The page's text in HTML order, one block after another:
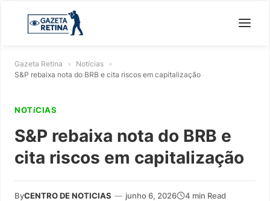
Gazeta Retina » Notícias »
S&P rebaixa nota do BRB e cita riscos em capitalização
NOTíCIAS
S&P rebaixa nota do BRB e
cita riscos em capitalização
ByCENTRO DE NOTICIAS — junho 6, 2026 4 min Read